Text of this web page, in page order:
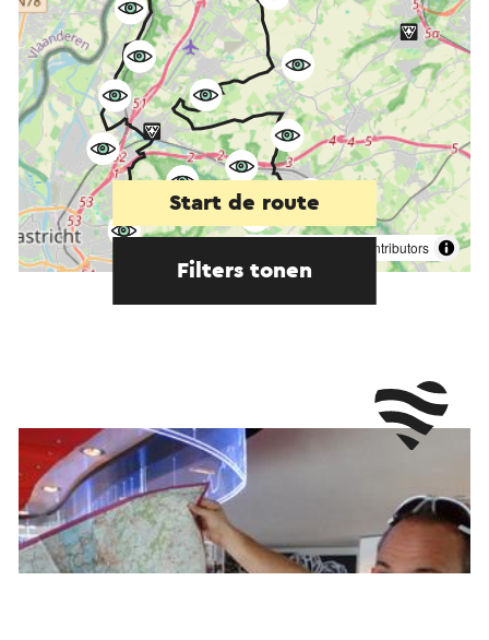
contributors
Start de route
Filters tonen